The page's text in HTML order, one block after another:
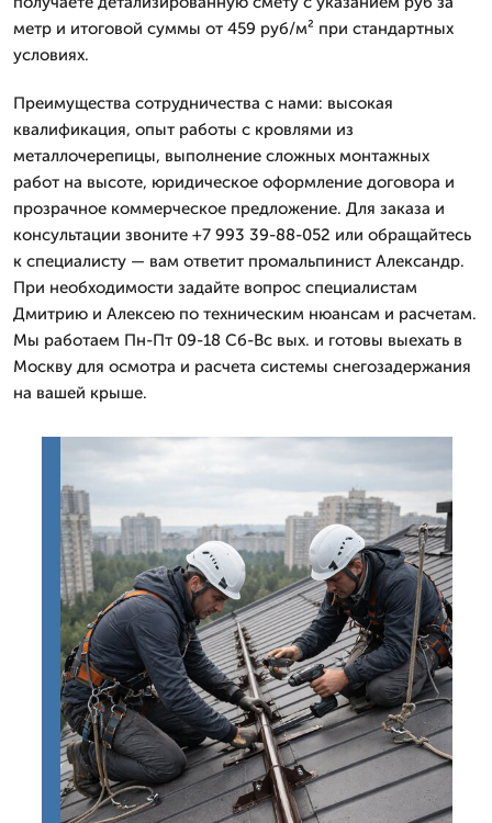
метр и итоговой суммы от 459 руб/м² при стандартных
условиях.
Преимущества сотрудничества с нами: высокая
квалификация, опыт работы с кровлями из
металлочерепицы, выполнение сложных монтажных
работ на высоте, юридическое оформление договора и
прозрачное коммерческое предложение. Для заказа и
консультации звоните +7 993 39-88-052 или обращайтесь
к специалисту — вам ответит промальпинист Александр.
При необходимости задайте вопрос специалистам
Дмитрию и Алексею по техническим нюансам и расчетам.
Мы работаем Пн-Пт 09-18 Сб-Вс вых. и готовы выехать в
Москву для осмотра и расчета системы снегозадержания
на вашей крыше.